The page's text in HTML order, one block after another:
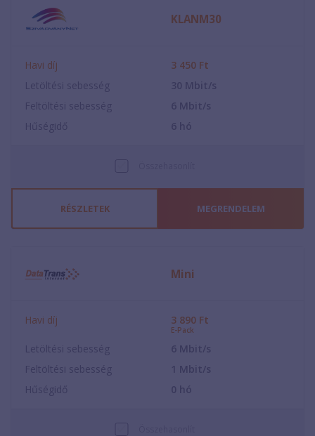
KLANM30
Havi díj 3 450 Ft
Letöltési sebesség
30 Mbit/s
Feltöltési sebesség
6 Mbit/s
Hűségidő
6 hó
RÉSZLETEK MEGRENDELEM
Mini
Havi díj 3 890 Ft
E-Pack
Letöltési sebesség 6 Mbit/s
Feltöltési sebesség
1 Mbit/s
Hűségidő
0 hó